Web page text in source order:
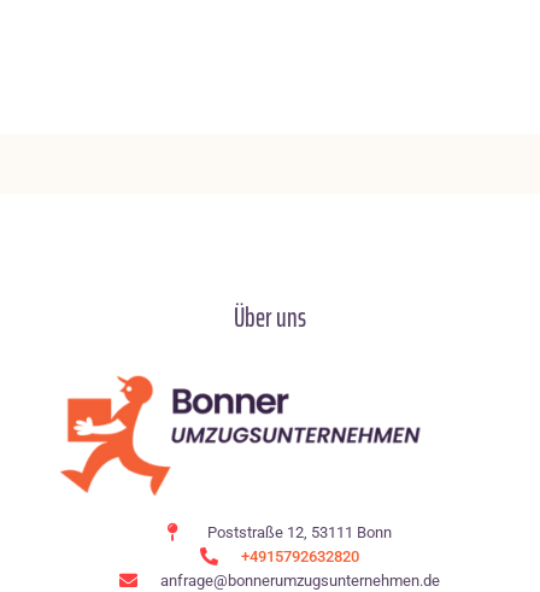
Über uns
Poststraße 12, 53111 Bonn
+4915792632820
anfrage@bonnerumzugsunternehmen.de